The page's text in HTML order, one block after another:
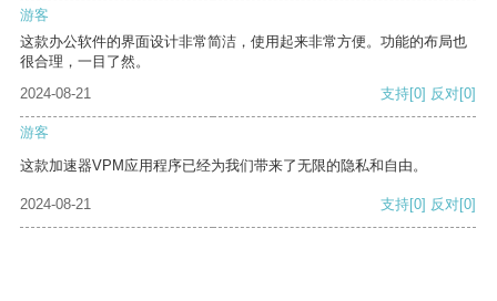
游客
这款办公软件的界面设计非常简洁，使用起来非常方便。功能的布局也
很合理，一目了然。
2024-08-21
支持[0] 反对[0]
游客
这款加速器VPM应用程序已经为我们带来了无限的隐私和自由。
2024-08-21 支持[0] 反对[0]